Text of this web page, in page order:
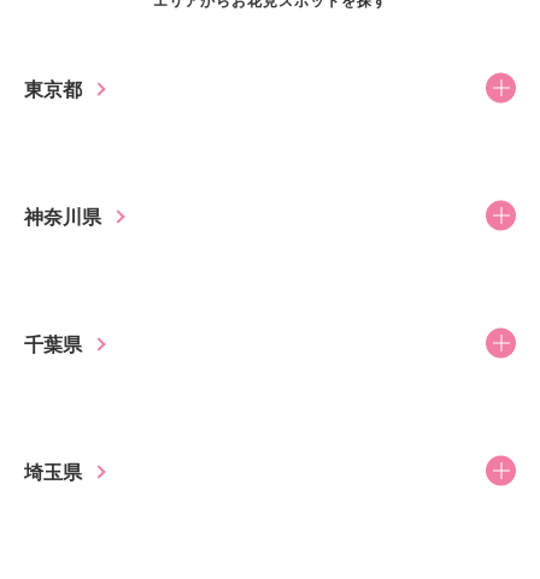
東京都
神奈川県
千葉県
埼玉県